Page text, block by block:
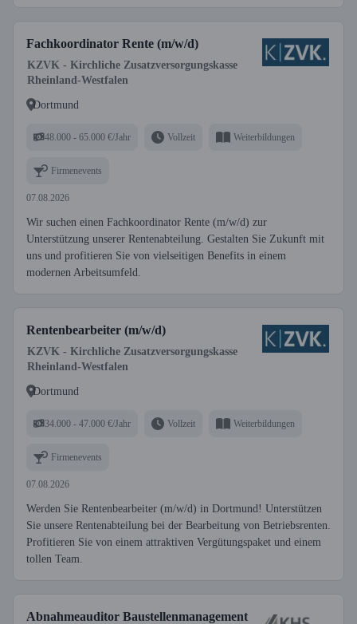
Fachkoordinator Rente (m/w/d)
KZVK - Kirchliche Zusatzversorgungskasse
Rheinland-Westfalen
Dortmund
48.000 - 65.000 €/Jahr Vollzeit Weiterbildungen
Firmenevents
07.08.2026
Wir suchen einen Fachkoordinator Rente (m/w/d) zur
Unterstützung unserer Rentenabteilung. Gestalten Sie Zukunft mit
uns und profitieren Sie von vielseitigen Benefits in einem
modernen Arbeitsumfeld.
Rentenbearbeiter (m/w/d)
KZVK - Kirchliche Zusatzversorgungskasse
Rheinland-Westfalen
Dortmund
34.000 - 47.000 €/Jahr Vollzeit Weiterbildungen
Firmenevents
07.08.2026
Werden Sie Rentenbearbeiter (m/w/d) in Dortmund! Unterstützen
Sie unsere Rentenabteilung bei der Bearbeitung von Betriebsrenten.
Profitieren Sie von einem attraktiven Vergütungspaket und einem
tollen Team.
Abnahmeauditor Baustellenmanagement